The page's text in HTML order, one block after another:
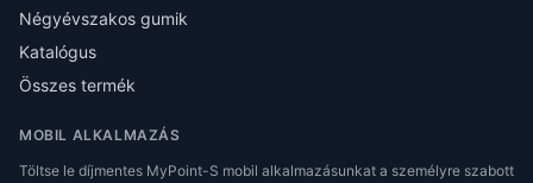
Négyévszakos gumik
Katalógus
Összes termék
MOBIL ALKALMAZÁS
Töltse le díjmentes MyPoint-S mobil alkalmazásunkat a személyre szabott